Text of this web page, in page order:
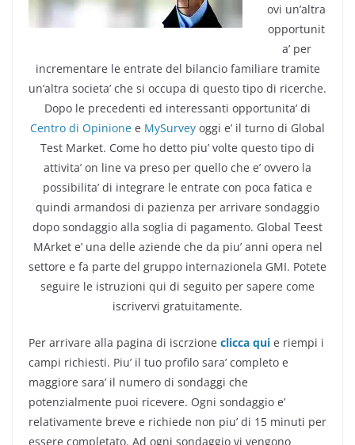
ovi un’altra
opportunit
a’ per
incrementare le entrate del bilancio familiare tramite
un’altra societa’ che si occupa di questo tipo di ricerche.
Dopo le precedenti ed interessanti opportunita’ di
Centro di Opinione e MySurvey oggi e’ il turno di Global
Test Market. Come ho detto piu’ volte questo tipo di
attivita’ on line va preso per quello che e’ ovvero la
possibilita’ di integrare le entrate con poca fatica e
quindi armandosi di pazienza per arrivare sondaggio
dopo sondaggio alla soglia di pagamento. Global Teest
MArket e’ una delle aziende che da piu’ anni opera nel
settore e fa parte del gruppo internazionela GMI. Potete
seguire le istruzioni qui di seguito per sapere come
iscrivervi gratuitamente.
Per arrivare alla pagina di iscrzione clicca qui e riempi i
campi richiesti. Piu’ il tuo profilo sara’ completo e
maggiore sara’ il numero di sondaggi che
potenzialmente puoi ricevere. Ogni sondaggio e’
relativamente breve e richiede non piu’ di 15 minuti per
essere completato. Ad ogni sondaggio vi vengono